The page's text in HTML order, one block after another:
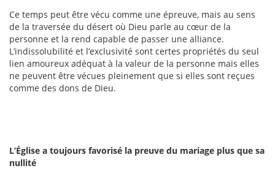
Ce temps peut être vécu comme une épreuve, mais au sens
de la traversée du désert où Dieu parle au cœur de la
personne et la rend capable de passer une alliance.
L’indissolubilité et l’exclusivité sont certes propriétés du seul
lien amoureux adéquat à la valeur de la personne mais elles
ne peuvent être vécues pleinement que si elles sont reçues
comme des dons de Dieu.
L’Église a toujours favorisé la preuve du mariage plus que sa
nullité